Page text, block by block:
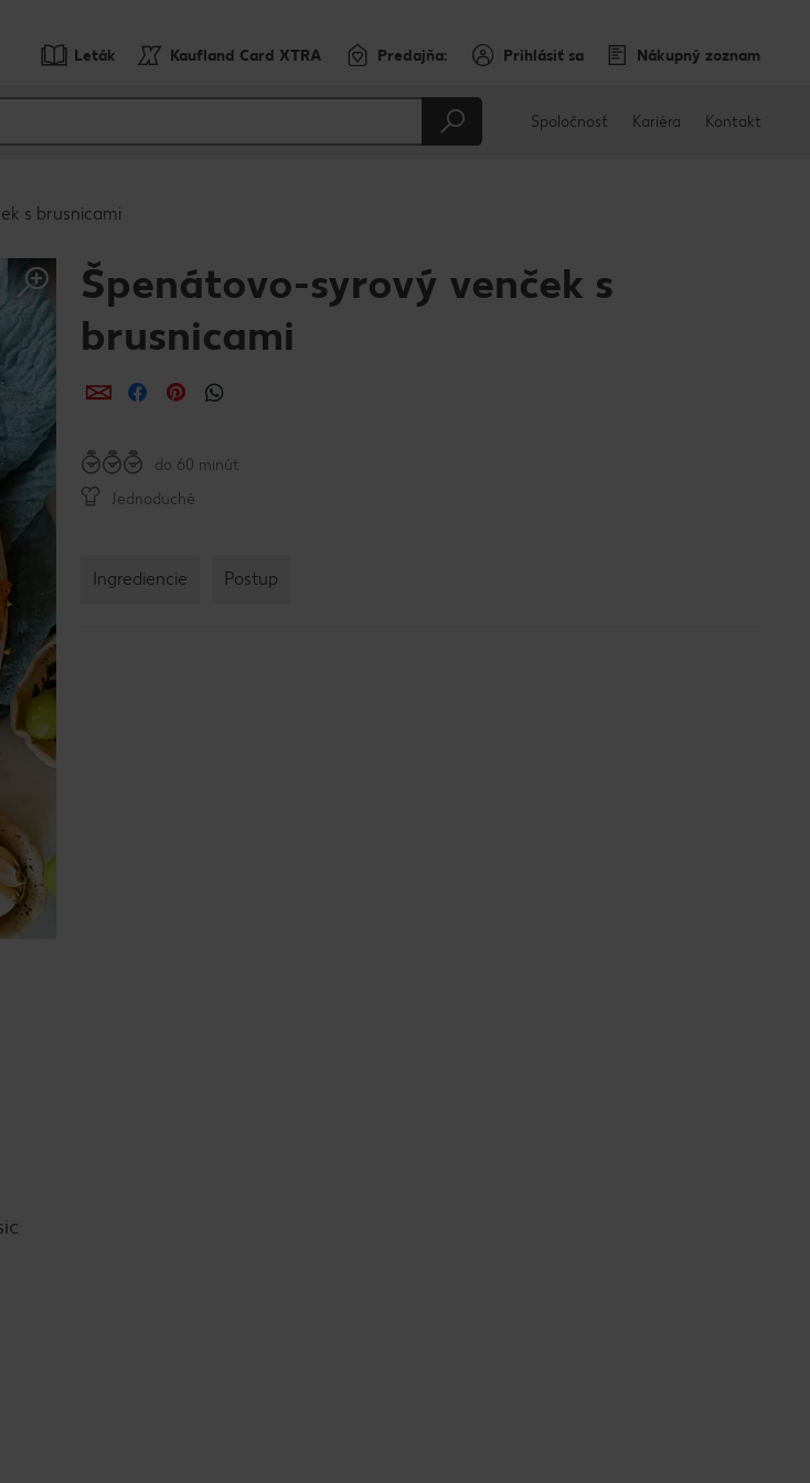
Leták Kaufland Card XTRA Predajňa: Prihlásiť sa Nákupný zoznam
Spoločnosť Kariéra Kontakt
s brusnicami
Špenátovo-syrový venček s
brusnicami
ZdieľaťZdieľaťZdieľať
do 60 minút
Jednoduché
Ingrediencie Postup